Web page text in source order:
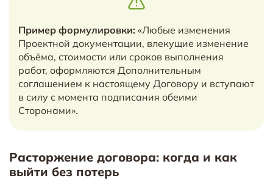
Пример формулировки: «Любые изменения
Проектной документации, влекущие изменение
объёма, стоимости или сроков выполнения
работ, оформляются Дополнительным
соглашением к настоящему Договору и вступают
в силу с момента подписания обеими
Сторонами».
Расторжение договора: когда и как
выйти без потерь